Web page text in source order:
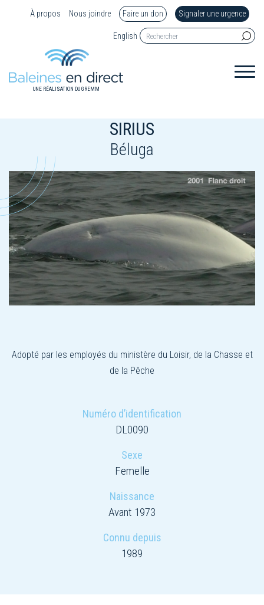
À propos Nous joindre Faire un don Signaler une urgence
English
UNE RÉALISATION DU GREMM
SIRIUS
Béluga
Adopté par les employés du ministère du Loisir, de la Chasse et
de la Pêche
Numéro d’identification
DL0090
Sexe
Femelle
Naissance
Avant 1973
Connu depuis
1989